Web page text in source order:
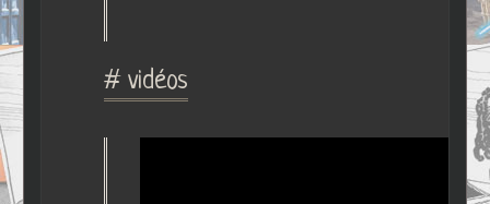
# vidéos